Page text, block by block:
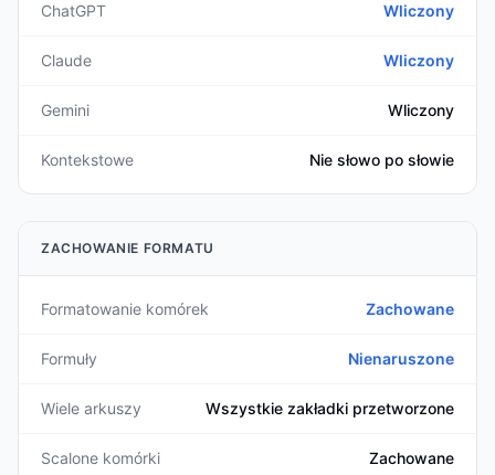
ChatGPT Wliczony
Claude Wliczony
Gemini Wliczony
Kontekstowe Nie słowo po słowie
ZACHOWANIE FORMATU
Formatowanie komórek Zachowane
Formuły Nienaruszone
Wiele arkuszy Wszystkie zakładki przetworzone
Scalone komórki Zachowane